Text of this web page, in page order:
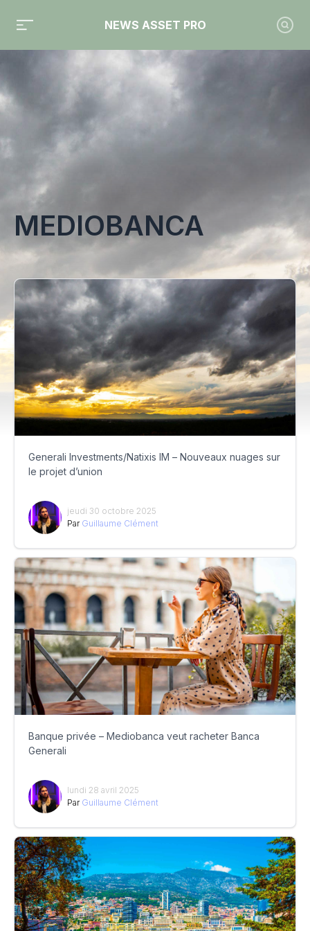
NEWS ASSET PRO
Toute l'actualité sur le tag "Mediobanca"
MEDIOBANCA
Generali Investments/Natixis IM – Nouveaux nuages sur
le projet d’union
jeudi 30 octobre 2025
Par Guillaume Clément
Banque privée – Mediobanca veut racheter Banca
Generali
lundi 28 avril 2025
Par Guillaume Clément